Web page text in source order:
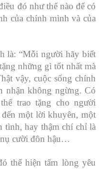
đó như thế nào để có
của chính mình và của
là: “Mỗi người hãy biết
những gì tốt nhất mà
vậy, cuộc sống chính
nhận không ngừng. Có
trao tặng cho người
đến một lời khuyên, một
tình, hay thậm chí chỉ là
cười đôn hậu…
thể hiện tấm lòng yêu